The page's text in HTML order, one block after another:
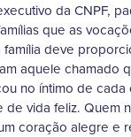
da CNPF,
que as
família deve
aquele chamado
no íntimo de
de vida feliz. Quem
coração alegre e